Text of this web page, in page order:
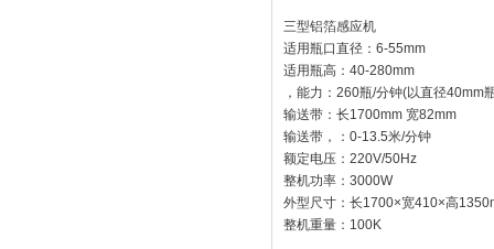
三型铝箔感应机
适用瓶口直径：6-55mm
适用瓶高：40-280mm
，能力：260瓶/分钟(以直径40mm
输送带：长1700mm 宽82mm
输送带，：0-13.5米/分钟
额定电压：220V/50Hz
整机功率：3000W
外型尺寸：长1700×宽410×高
整机重量：100K